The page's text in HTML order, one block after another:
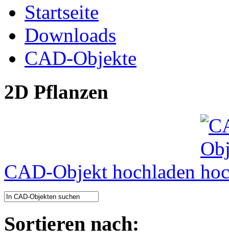
Startseite
Downloads
CAD-Objekte
2D Pflanzen
CAD-Objekt hochladen
Sortieren nach: